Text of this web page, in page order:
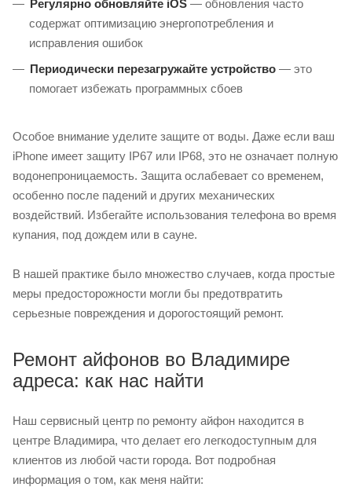
Регулярно обновляйте iOS — обновления часто
содержат оптимизацию энергопотребления и
исправления ошибок
Периодически перезагружайте устройство — это
помогает избежать программных сбоев
Особое внимание уделите защите от воды. Даже если ваш
iPhone имеет защиту IP67 или IP68, это не означает полную
водонепроницаемость. Защита ослабевает со временем,
особенно после падений и других механических
воздействий. Избегайте использования телефона во время
купания, под дождем или в сауне.
В нашей практике было множество случаев, когда простые
меры предосторожности могли бы предотвратить
серьезные повреждения и дорогостоящий ремонт.
Ремонт айфонов во Владимире
адреса: как нас найти
Наш сервисный центр по ремонту айфон находится в
центре Владимира, что делает его легкодоступным для
клиентов из любой части города. Вот подробная
информация о том, как меня найти: